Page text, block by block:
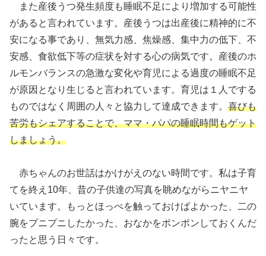
また産後うつ発生頻度も睡眠不足により増加する可能性
があると言われています。産後うつは出産後に精神的に不
安になる事であり、無気力感、焦燥感、集中力の低下、不
安感、食欲低下等の症状を対する心の病気です。産後のホ
ルモンバランスの急激な変化や育児による過度の睡眠不足
が原因となり生じると言われています。育児は１人でする
ものではなく周囲の人々と協力して達成できます。 喜びも
苦労もシェアすることで、ママ・パパの睡眠時間もゲット
しましょう。
赤ちゃんのお世話はかけがえのない時間です。私は子育
てを終え10年、昔の子供達の写真を眺めながらニヤニヤ
いています。もっとほっぺを触っておけばよかった、二の
腕をプニプニしたかった、おなかをポンポンしておくんだ
ったと思う日々です。